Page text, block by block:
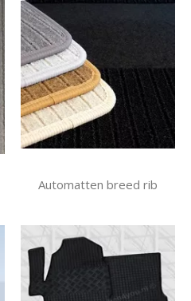
Automatten breed rib